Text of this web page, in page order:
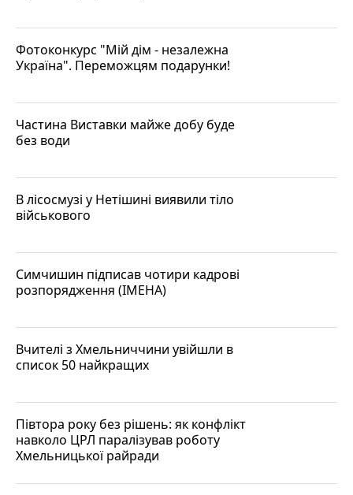
Фотоконкурс "Мій дім - незалежна
Україна". Переможцям подарунки!
Частина Виставки майже добу буде
без води
В лісосмузі у Нетішині виявили тіло
військового
Симчишин підписав чотири кадрові
розпорядження (ІМЕНА)
Вчителі з Хмельниччини увійшли в
список 50 найкращих
Півтора року без рішень: як конфлікт
навколо ЦРЛ паралізував роботу
Хмельницької райради